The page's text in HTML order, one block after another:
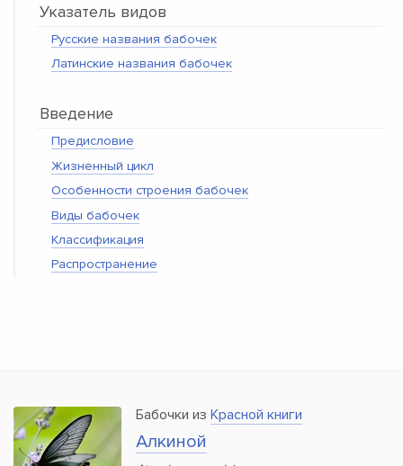
Указатель видов
Русские названия бабочек
Латинские названия бабочек
Введение
Предисловие
Жизненный цикл
Особенности строения бабочек
Виды бабочек
Классификация
Распространение
Бабочки из Красной книги
Алкиной